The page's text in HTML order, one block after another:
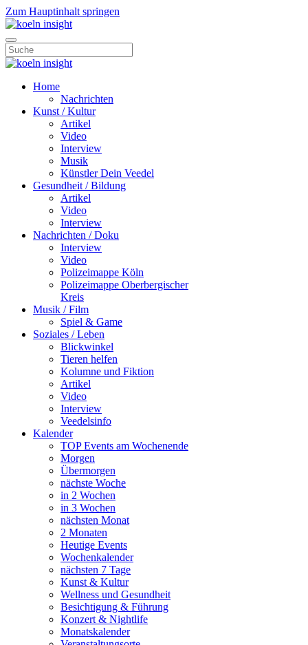
Zum Hauptinhalt springen
Home
Nachrichten
Kunst / Kultur
Artikel
Video
Interview
Musik
Künstler Dein Veedel
Gesundheit / Bildung
Artikel
Video
Interview
Nachrichten / Doku
Interview
Video
Polizeimappe Köln
Polizeimappe Oberbergischer
Kreis
Musik / Film
Spiel & Game
Soziales / Leben
Blickwinkel
Tieren helfen
Kolumne und Fiktion
Artikel
Video
Interview
Veedelsinfo
Kalender
TOP Events am Wochenende
Morgen
Übermorgen
nächste Woche
in 2 Wochen
in 3 Wochen
nächsten Monat
2 Monaten
Heutige Events
Wochenkalender
nächsten 7 Tage
Kunst & Kultur
Wellness und Gesundheit
Besichtigung & Führung
Konzert & Nightlife
Monatskalender